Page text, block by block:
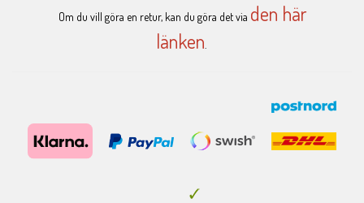
Om du vill göra en retur, kan du göra det via den här
länken.